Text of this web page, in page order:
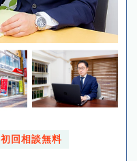
初回相談無料